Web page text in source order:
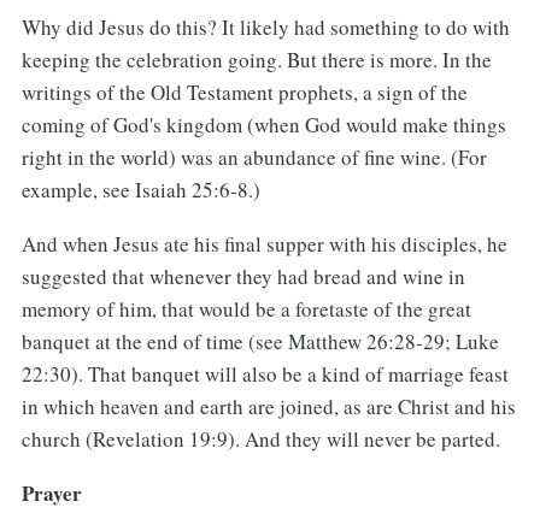
Why did Jesus do this? It likely had something to do with
keeping the celebration going. But there is more. In the
writings of the Old Testament prophets, a sign of the
coming of God's kingdom (when God would make things
right in the world) was an abundance of fine wine. (For
example, see Isaiah 25:6-8.)
And when Jesus ate his final supper with his disciples, he
suggested that whenever they had bread and wine in
memory of him, that would be a foretaste of the great
banquet at the end of time (see Matthew 26:28-29; Luke
22:30). That banquet will also be a kind of marriage feast
in which heaven and earth are joined, as are Christ and his
church (Revelation 19:9). And they will never be parted.
Prayer